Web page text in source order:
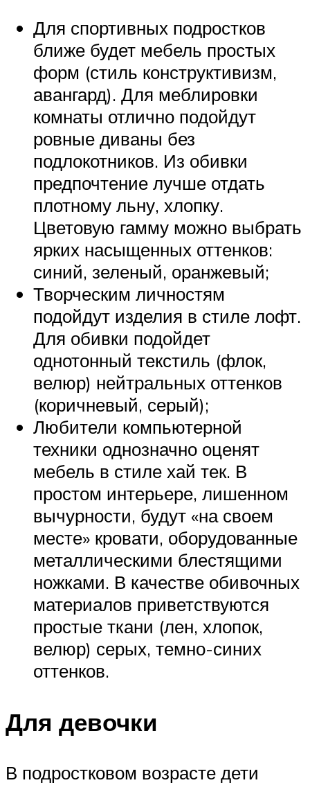
Для спортивных подростков
ближе будет мебель простых
форм (стиль конструктивизм,
авангард). Для меблировки
комнаты отлично подойдут
ровные диваны без
подлокотников. Из обивки
предпочтение лучше отдать
плотному льну, хлопку.
Цветовую гамму можно выбрать
ярких насыщенных оттенков:
синий, зеленый, оранжевый;
Творческим личностям
подойдут изделия в стиле лофт.
Для обивки подойдет
однотонный текстиль (флок,
велюр) нейтральных оттенков
(коричневый, серый);
Любители компьютерной
техники однозначно оценят
мебель в стиле хай тек. В
простом интерьере, лишенном
вычурности, будут «на своем
месте» кровати, оборудованные
металлическими блестящими
ножками. В качестве обивочных
материалов приветствуются
простые ткани (лен, хлопок,
велюр) серых, темно-синих
оттенков.
Для девочки
В подростковом возрасте дети